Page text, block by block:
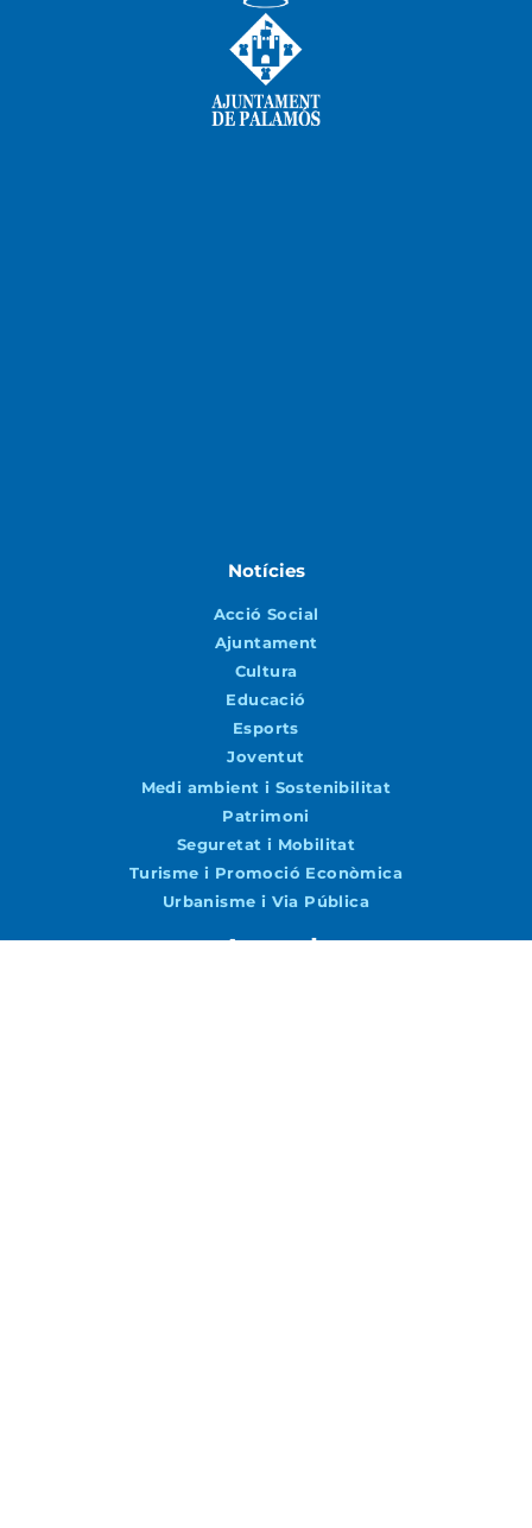
Notícies
Acció Social
Ajuntament
Cultura
Educació
Esports
Joventut
Medi ambient i Sostenibilitat
Patrimoni
Seguretat i Mobilitat
Turisme i Promoció Econòmica
Urbanisme i Via Pública
Agenda